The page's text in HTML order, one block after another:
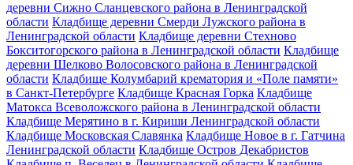
деревни Сижно Сланцевского района в Ленинградской
области Кладбище деревни Смерди Лужского района в
Ленинградской области Кладбище деревни Стехново
Бокситогорского района в Ленинградской области Кладбище
деревни Шелково Волосовского района в Ленинградской
области Кладбище Колумбарий крематория и «Поле памяти»
в Санкт-Петербурге Кладбище Красная Горка Кладбище
Матокса Всеволожского района в Ленинградской области
Кладбище Мерятино в г. Кириши Ленинградской области
Кладбище Московская Славянка Кладбище Новое в г. Гатчина
Ленинградской области Кладбище Остров Декабристов